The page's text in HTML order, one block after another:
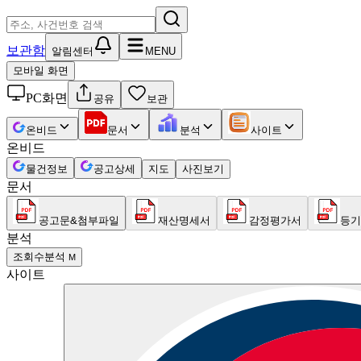
보관함 알림센터
MENU
모바일 화면
PC화면 공유 보관
온비드 문서 분석 사이트
온비드
물건정보 공고상세 지도 사진보기
문서
공고문&첨부파일 재산명세서 감정평가서 등
분석
조회수분석 M
사이트